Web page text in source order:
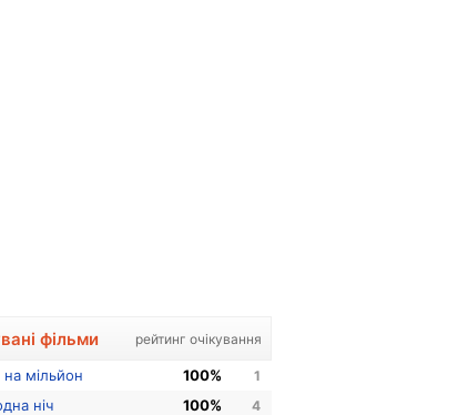
фільми рейтинг очікування
мільйон 100% 1
ніч 100% 4